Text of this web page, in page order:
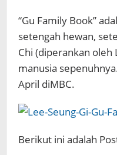
“Gu Family Book”
setengah hewan,
Chi (diperankan oleh
manusia sepenuhnya
April diMBC.
Berikut ini adalah